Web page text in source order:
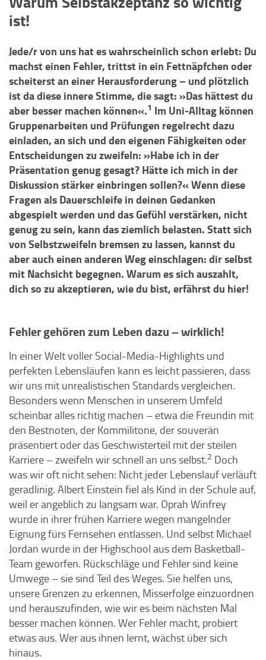
ist!
Jede/r von uns hat es wahrscheinlich schon erlebt: Du
machst einen Fehler, trittst in ein Fettnäpfchen oder
scheiterst an einer Herausforderung – und plötzlich
ist da diese innere Stimme, die sagt: »Das hättest du
aber besser machen können«.1 Im Uni-Alltag können
Gruppenarbeiten und Prüfungen regelrecht dazu
einladen, an sich und den eigenen Fähigkeiten oder
Entscheidungen zu zweifeln: »Habe ich in der
Präsentation genug gesagt? Hätte ich mich in der
Diskussion stärker einbringen sollen?« Wenn diese
Fragen als Dauerschleife in deinen Gedanken
abgespielt werden und das Gefühl verstärken, nicht
genug zu sein, kann das ziemlich belasten. Statt sich
von Selbstzweifeln bremsen zu lassen, kannst du
aber auch einen anderen Weg einschlagen: dir selbst
mit Nachsicht begegnen. Warum es sich auszahlt,
dich so zu akzeptieren, wie du bist, erfährst du hier!
Fehler gehören zum Leben dazu – wirklich!
In einer Welt voller Social-Media-Highlights und
perfekten Lebensläufen kann es leicht passieren, dass
wir uns mit unrealistischen Standards vergleichen.
Besonders wenn Menschen in unserem Umfeld
scheinbar alles richtig machen – etwa die Freundin mit
den Bestnoten, der Kommilitone, der souverän
präsentiert oder das Geschwisterteil mit der steilen
Karriere – zweifeln wir schnell an uns selbst.2 Doch
was wir oft nicht sehen: Nicht jeder Lebenslauf verläuft
geradlinig. Albert Einstein fiel als Kind in der Schule auf,
weil er angeblich zu langsam war. Oprah Winfrey
wurde in ihrer frühen Karriere wegen mangelnder
Eignung fürs Fernsehen entlassen. Und selbst Michael
Jordan wurde in der Highschool aus dem Basketball-
Team geworfen. Rückschläge und Fehler sind keine
Umwege – sie sind Teil des Weges. Sie helfen uns,
unsere Grenzen zu erkennen, Misserfolge einzuordnen
und herauszufinden, wie wir es beim nächsten Mal
besser machen können. Wer Fehler macht, probiert
etwas aus. Wer aus ihnen lernt, wächst über sich
hinaus.